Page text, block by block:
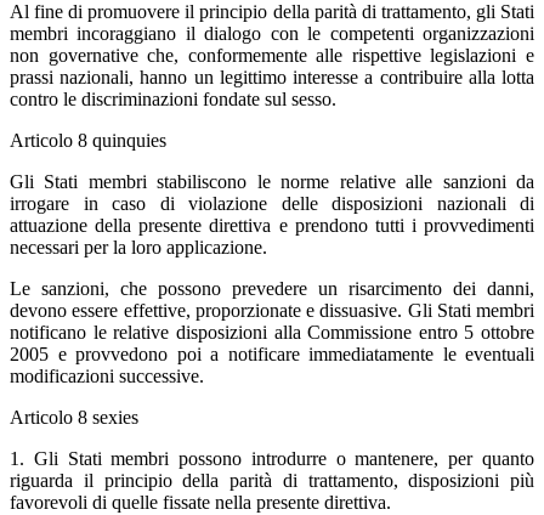
Al fine di promuovere il principio della parità di trattamento, gli Stati
membri incoraggiano il dialogo con le competenti organizzazioni
non governative che, conformemente alle rispettive legislazioni e
prassi nazionali, hanno un legittimo interesse a contribuire alla lotta
contro le discriminazioni fondate sul sesso.
Articolo 8 quinquies
Gli Stati membri stabiliscono le norme relative alle sanzioni da
irrogare in caso di violazione delle disposizioni nazionali di
attuazione della presente direttiva e prendono tutti i provvedimenti
necessari per la loro applicazione.
Le sanzioni, che possono prevedere un risarcimento dei danni,
devono essere effettive, proporzionate e dissuasive. Gli Stati membri
notificano le relative disposizioni alla Commissione entro 5 ottobre
2005 e provvedono poi a notificare immediatamente le eventuali
modificazioni successive.
Articolo 8 sexies
1. Gli Stati membri possono introdurre o mantenere, per quanto
riguarda il principio della parità di trattamento, disposizioni più
favorevoli di quelle fissate nella presente direttiva.